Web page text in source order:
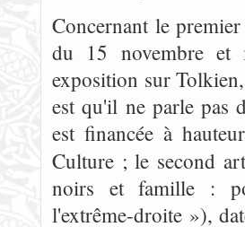
Concernant le
du 15 novembre
exposition sur
est qu'il ne parle pas
est financée à
Culture ; le second
noirs et famille :
l'extrême-droite »),